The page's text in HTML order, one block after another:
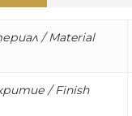
/ Material
/ Finish